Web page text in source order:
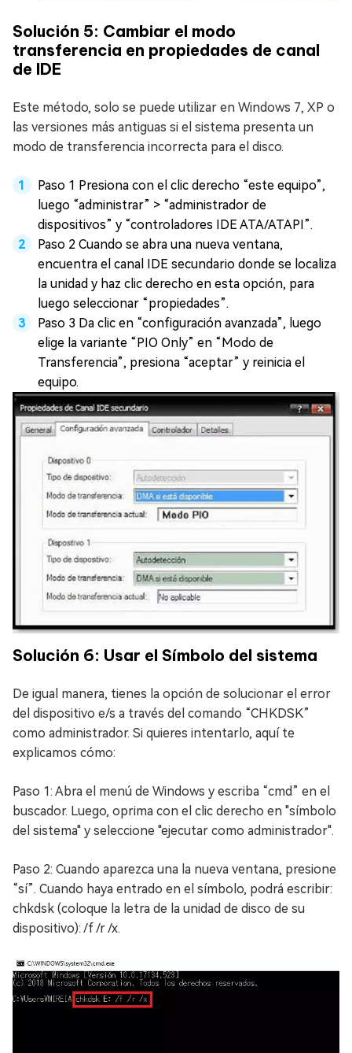
Solución 5: Cambiar el modo
transferencia en propiedades de canal
de IDE
Este método, solo se puede utilizar en Windows 7, XP o
las versiones más antiguas si el sistema presenta un
modo de transferencia incorrecta para el disco.
Paso 1 Presiona con el clic derecho “este equipo”,
luego “administrar” > “administrador de
dispositivos” y “controladores IDE ATA/ATAPI”.
Paso 2 Cuando se abra una nueva ventana,
encuentra el canal IDE secundario donde se localiza
la unidad y haz clic derecho en esta opción, para
luego seleccionar “propiedades”.
Paso 3 Da clic en “configuración avanzada”, luego
elige la variante “PIO Only” en “Modo de
Transferencia”, presiona “aceptar” y reinicia el
equipo.
Solución 6: Usar el Símbolo del sistema
De igual manera, tienes la opción de solucionar el error
del dispositivo e/s a través del comando “CHKDSK”
como administrador. Si quieres intentarlo, aquí te
explicamos cómo:
Paso 1: Abra el menú de Windows y escriba “cmd” en el
buscador. Luego, oprima con el clic derecho en "símbolo
del sistema" y seleccione "ejecutar como administrador".
Paso 2: Cuando aparezca una la nueva ventana, presione
“sí”. Cuando haya entrado en el símbolo, podrá escribir:
chkdsk (coloque la letra de la unidad de disco de su
dispositivo): /f /r /x.